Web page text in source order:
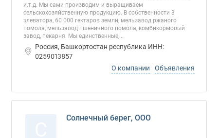
и.т.д. Мы сами производим и выращиваем
сельскохозяйственную продукцию. В собственности 3
элеватора, 60 000 гектаров земли, мельзавод ржаного
помола, мельзавод пшеничного помола, комбикормовый
завод, пекарня. Мы единственные,...
Россия, Башкортостан республика ИНН:
0259013857
О компании
Объявления
Солнечный берег, ООО